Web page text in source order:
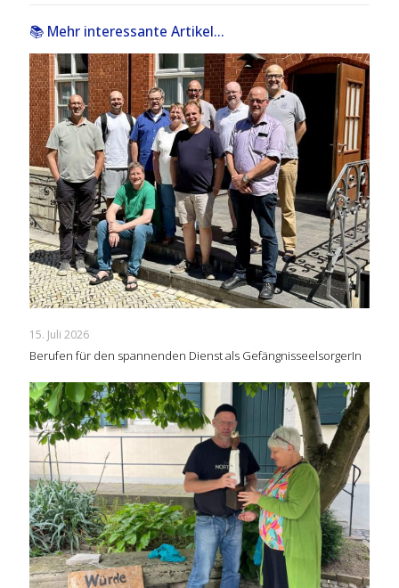
📚 Mehr interessante Artikel...
15. Juli 2026
Berufen für den spannenden Dienst als GefängnisseelsorgerIn